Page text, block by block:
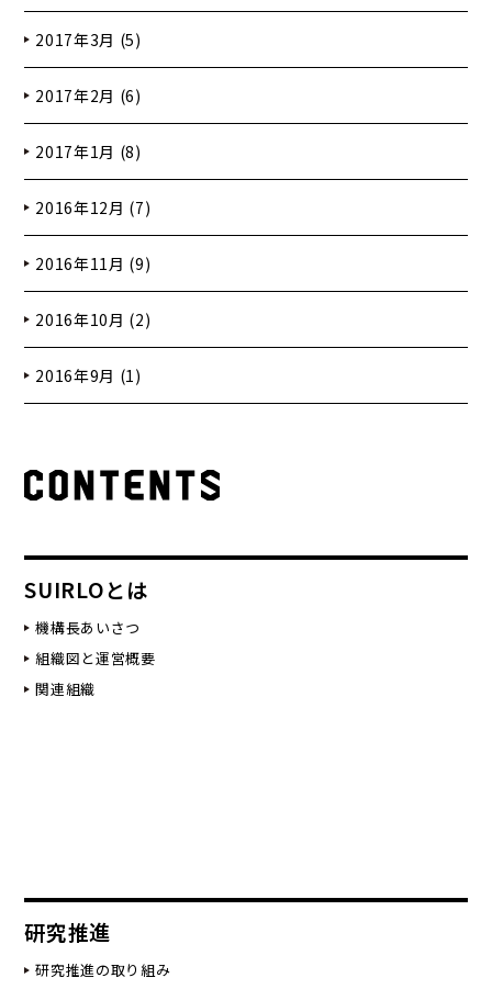
2017年3月 (5)
2017年2月 (6)
2017年1月 (8)
2016年12月 (7)
2016年11月 (9)
2016年10月 (2)
2016年9月 (1)
SUIRLOとは
機構長あいさつ
組織図と運営概要
関連組織
研究推進
研究推進の取り組み